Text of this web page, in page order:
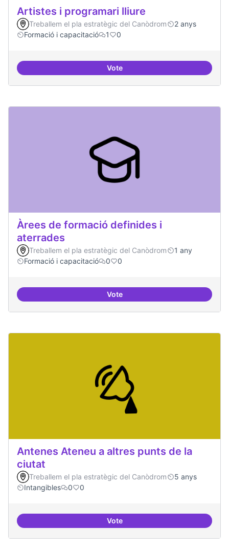
Artistes i programari lliure
Treballem el pla estratègic del Canòdrom
2 anys
Formació i capacitació
1 0
VoteArtistes i programari lliure
Àrees de formació definides i
aterrades
Treballem el pla estratègic del Canòdrom
1 any
Formació i capacitació
0 0
VoteÀrees de formació definides i
Antenes Ateneu a altres punts de la
ciutat
Treballem el pla estratègic del Canòdrom
5 anys
Intangibles
0 0
VoteAntenes Ateneu a altres punts